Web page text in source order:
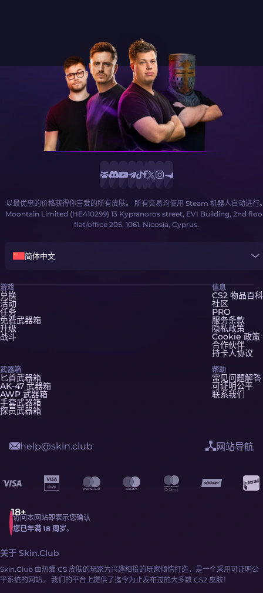
以最优惠的价格获得你喜爱的所有皮肤。 所有交易均使用 Steam 机器人自动进行
Moontain Limited (HE410299) 13 Kypranoros street, EVI Building, 2nd
flat/office 205, 1061, Nicosia, Cyprus.
简体中文
游戏
兑换
活动
任务
免费武器箱
升级
战斗
武器箱
匕首武器箱
AK-47 武器箱
AWP 武器箱
手套武器箱
探员武器箱
信息
CS2 物品百科
社区
PRO
服务条款
隐私政策
Cookie 政策
合作伙伴
持卡人协议
帮助
常见问题解答
可证明公平
联系我们
访问本网站即表示您确认
您已年满 18 周岁。
help@skin.club 网站导航
关于 Skin.Club
Skin.Club 由热爱 CS 皮肤的玩家为兴趣相投的玩家倾情打造，是一个采用可证明公
平系统的网站。 我们的平台上提供了迄今为止发布过的大多数 CS2 皮肤！